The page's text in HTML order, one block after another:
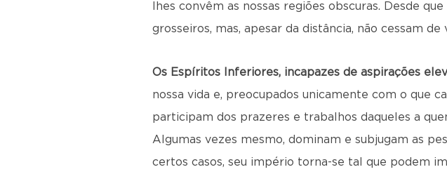
lhes convêm as nossas regiões obscuras. Desde
grosseiros, mas, apesar da distância, não cessam
Os Espíritos Inferiores, incapazes de aspirações
nossa vida e, preocupados unicamente com o que
participam dos prazeres e trabalhos daqueles a
Algumas vezes mesmo, dominam e subjugam as
certos casos, seu império torna-se tal que podem